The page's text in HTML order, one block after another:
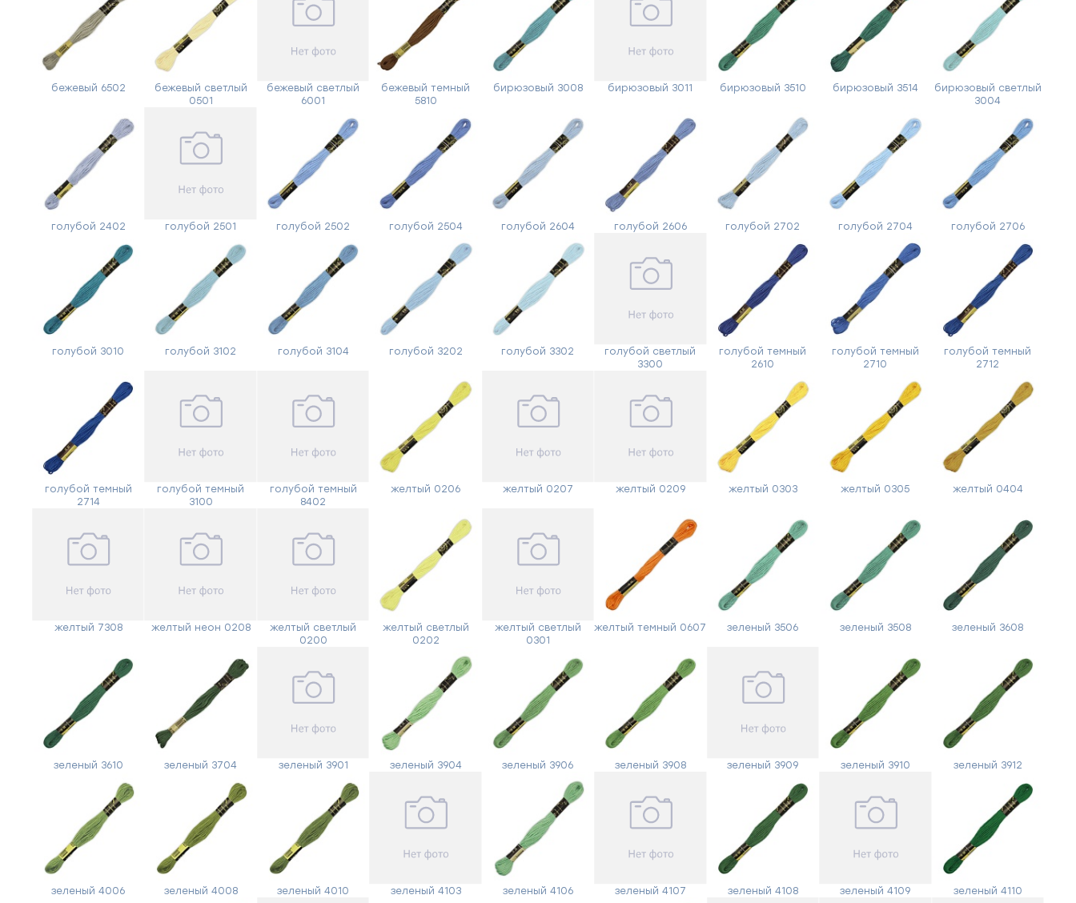
бежевый 6502
бежевый светлый
0501
бежевый светлый
6001
бежевый темный
5810
бирюзовый 3008 бирюзовый 3011 бирюзовый 3510 бирюзовый 3514
бирюзовый светлый
3004
голубой 2402 голубой 2501 голубой 2502 голубой 2504 голубой 2604 голубой 2606 голубой 2702 голубой 2704 голубой 2706
голубой 3010 голубой 3102 голубой 3104 голубой 3202 голубой 3302
голубой светлый
3300
голубой темный
2610
голубой темный
2710
голубой темный
2712
голубой темный
2714
голубой темный
3100
голубой темный
8402
желтый 0206 желтый 0207 желтый 0209 желтый 0303 желтый 0305 желтый 0404
желтый 7308 желтый неон 0208
желтый светлый
0200
желтый светлый
0202
желтый светлый
0301
желтый темный 0607 зеленый 3506 зеленый 3508 зеленый 3608
зеленый 3610 зеленый 3704 зеленый 3901 зеленый 3904 зеленый 3906 зеленый 3908 зеленый 3909 зеленый 3910 зеленый 3912
зеленый 4006 зеленый 4008 зеленый 4010 зеленый 4103 зеленый 4106 зеленый 4107 зеленый 4108 зеленый 4109 зеленый 4110
обратной
связи
Заполните
форму,
и
мы
перезвоним
Ваше
имя